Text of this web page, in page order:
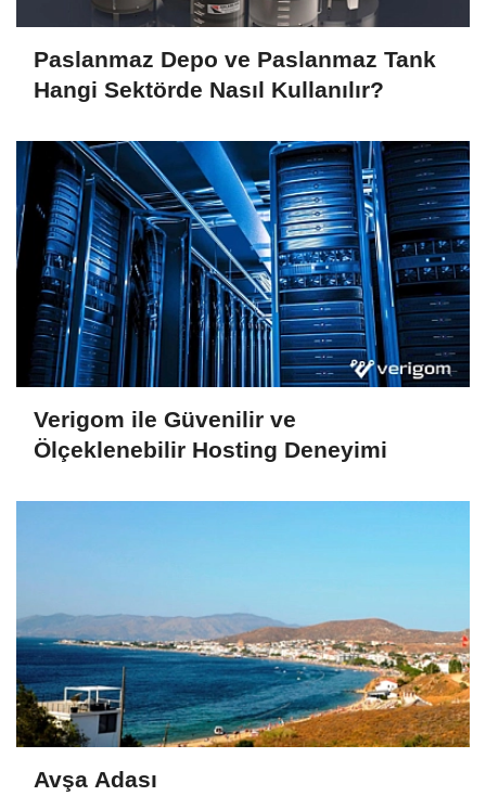
Paslanmaz Depo ve Paslanmaz Tank
Hangi Sektörde Nasıl Kullanılır?
Verigom ile Güvenilir ve
Ölçeklenebilir Hosting Deneyimi
Avşa Adası